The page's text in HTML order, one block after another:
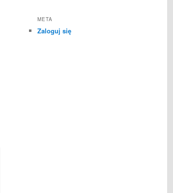
META
Zaloguj się